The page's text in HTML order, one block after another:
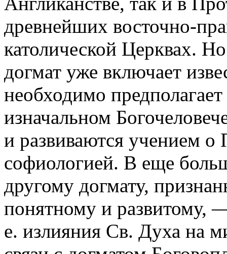
древнейших восточно-
католической Церквах.
догмат уже включает
необходимо
изначальном
и развиваются учением
софиологией. В еще
другому догмату,
понятному и развитому,
е. излияния Св. Духа на